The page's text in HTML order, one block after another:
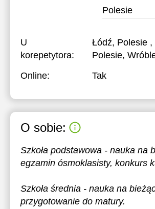
Polesie
U
korepetytora:
Łódź, Polesie ,
Polesie,
Online:
Tak
O sobie:
Szkoła podstawowa - nauka na
egzamin ósmoklasisty, konkurs
Szkoła średnia - nauka na
przygotowanie do matury.
21:00 21:00